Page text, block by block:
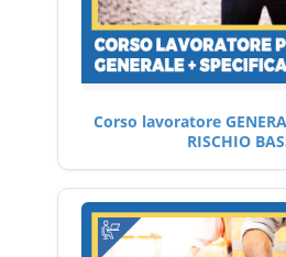
Corso lavoratore
RISCHIO